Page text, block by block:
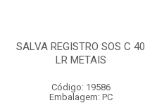
SALVA REGISTRO SOS C 40
LR METAIS
Código: 19586
Embalagem: PC